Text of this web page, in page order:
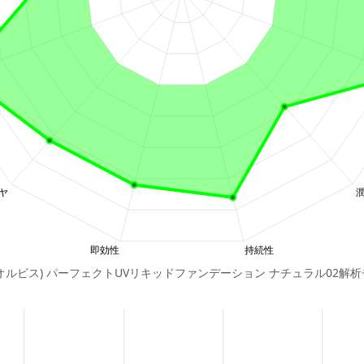
ルビス) パーフェクトUVリキッドファンデーション ナチュラル02解